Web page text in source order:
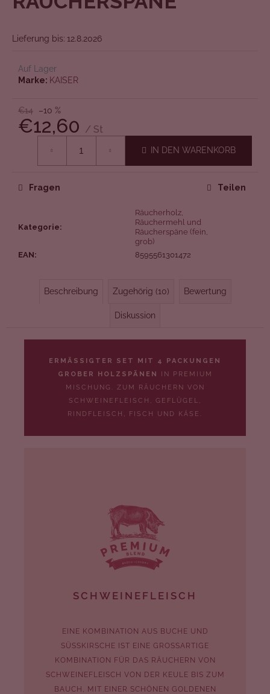
von
Lieferung bis: 12.8.2026
Auf Lager
Marke: KAISER
€14 –10 %
€12,60 / St
IN DEN WARENKORB
Kategorie:
Räucherholz,
Räuchermehl und
Räucherspäne (fein,
grob)
EAN: 8595561301472
Fragen Teilen
Beschreibung Zugehörig (10) Bewertung
Diskussion
ERMÄSSIGTER SET MIT 4 PACKUNGEN
GROBER HOLZSPÄNEN
IN PREMIUM
MISCHUNG. ZUM RÄUCHERN VON
SCHWEINEFLEISCH, GEFLÜGEL,
RINDFLEISCH, FISCH UND KÄSE.
SCHWEINEFLEISCH
EINE KOMBINATION AUS BUCHE UND
SÜSSKIRSCHE IST EINE GROSSARTIGE
KOMBINATION FÜR DAS RÄUCHERN VON
SCHWEINEFLEISCH VON DER KEULE BIS ZUM
BAUCH, MIT EINER SCHÖNEN GOLDENEN